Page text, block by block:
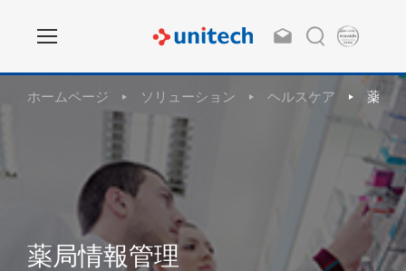
ホームページ ソリューション ヘルスケア 薬局
薬局情報管理